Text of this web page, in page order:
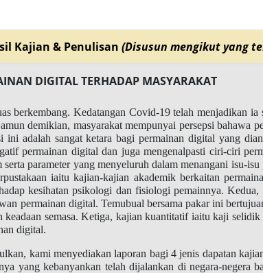
Kajian & Penulisan (Disusun mengikut yang
DIGITAL TERHADAP MASYARAKAT
berkembang. Kedatangan Covid-19 telah menjadikan ia
demikian, masyarakat mempunyai persepsi bahawa
ini adalah sangat ketara bagi permainan digital yang
permainan digital dan juga mengenalpasti ciri-ciri
parameter yang menyeluruh dalam menangani isu-
iaitu kajian-kajian akademik berkaitan
kesihatan psikologi dan fisiologi pemainnya.
permainan digital. Temubual bersama pakar ini
keadaan semasa. Ketiga, kajian kuantitatif iaitu kaji
digital.
kami menyediakan laporan bagi 4 jenis dapatan
yang kebanyankan telah dijalankan di negara-negera